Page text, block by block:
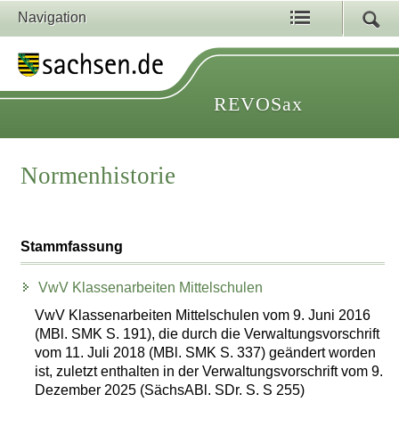
Navigation
REVOSax
Normenhistorie
Stammfassung
VwV Klassenarbeiten Mittelschulen
VwV Klassenarbeiten Mittelschulen vom 9. Juni 2016
(MBl. SMK S. 191), die durch die Verwaltungsvorschrift
vom 11. Juli 2018 (MBl. SMK S. 337) geändert worden
ist, zuletzt enthalten in der Verwaltungsvorschrift vom 9.
Dezember 2025 (SächsABl. SDr. S. S 255)